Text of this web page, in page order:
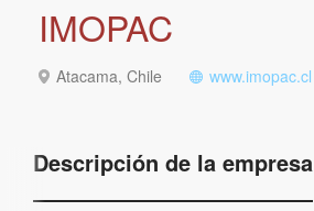
IMOPAC
Atacama, Chile www.imopac.cl
Descripción de la empresa